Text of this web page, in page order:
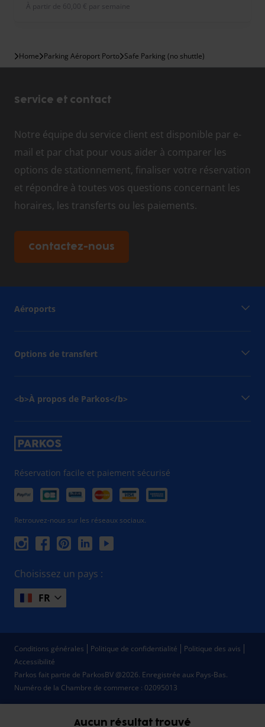
Aucun résultat trouvé
À partir de 60,00 € par semaine
Home Parking Aéroport Porto Safe Parking (no shuttle)
Service et contact
Notre équipe du service client est disponible par e-
mail et par chat pour vous aider à comparer les
options de stationnement, finaliser votre réservation
et répondre à toutes vos questions concernant les
horaires, les transferts ou les paiements.
Contactez-nous
Réservation facile et paiement sécurisé
Retrouvez-nous sur les réseaux sociaux.
Choisissez un pays :
FR
Aéroports
Options de transfert
<b>À propos de Parkos</b>
Parkos fait partie de ParkosBV @2026. Enregistrée aux Pays-Bas.
Numéro de la Chambre de commerce : 02095013
Conditions générales Politique de confidentialité
Politique des avis
Accessibilité